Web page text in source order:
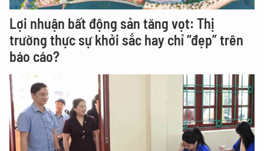
Lợi nhuận bất động sản tăng vọt: Thị
trường thực sự khởi sắc hay chỉ “đẹp” trên
báo cáo?